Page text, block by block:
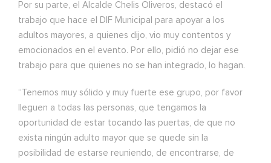
Por su parte, el Alcalde Chelis Oliveros, destacó el
trabajo que hace el DIF Municipal para apoyar a los
adultos mayores, a quienes dijo, vio muy contentos y
emocionados en el evento. Por ello, pidió no dejar ese
trabajo para que quienes no se han integrado, lo hagan.
“Tenemos muy sólido y muy fuerte ese grupo, por favor
lleguen a todas las personas, que tengamos la
oportunidad de estar tocando las puertas, de que no
exista ningún adulto mayor que se quede sin la
posibilidad de estarse reuniendo, de encontrarse, de